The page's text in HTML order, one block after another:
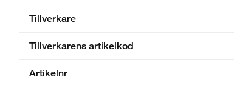
Tillverkare
Tillverkarens artikelkod
Artikelnr